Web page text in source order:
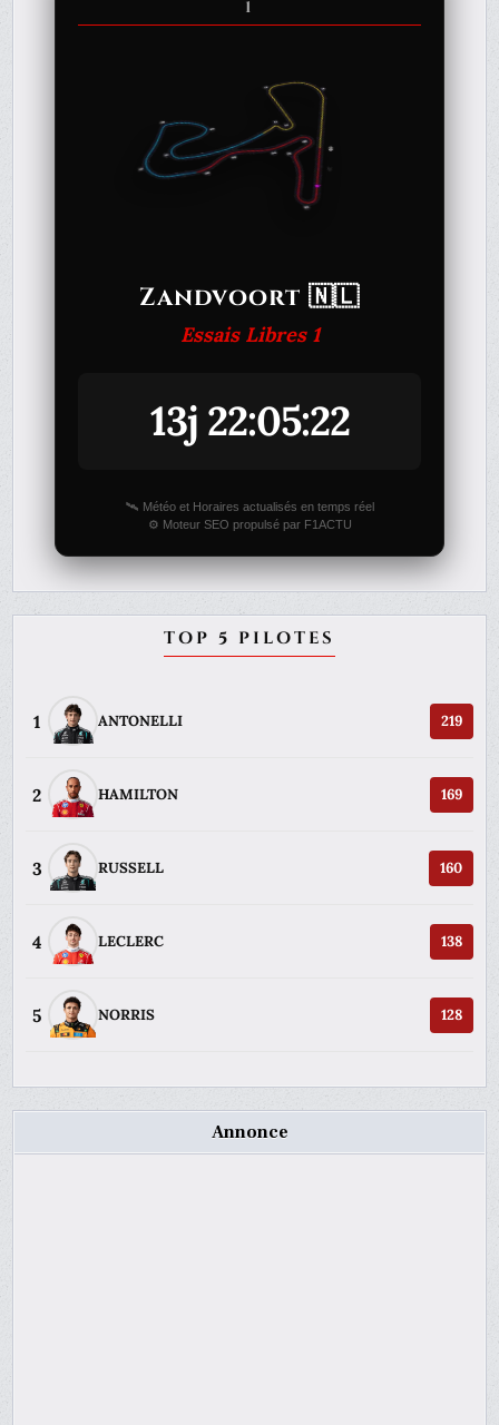
1
Zandvoort 🇳🇱
Essais Libres 1
13j 22:05:22
🛰️ Météo et Horaires actualisés en temps réel
⚙️ Moteur SEO propulsé par F1ACTU
TOP 5 PILOTES
1 ANTONELLI 219
2 HAMILTON 169
3 RUSSELL 160
4 LECLERC 138
5 NORRIS 128
Annonce